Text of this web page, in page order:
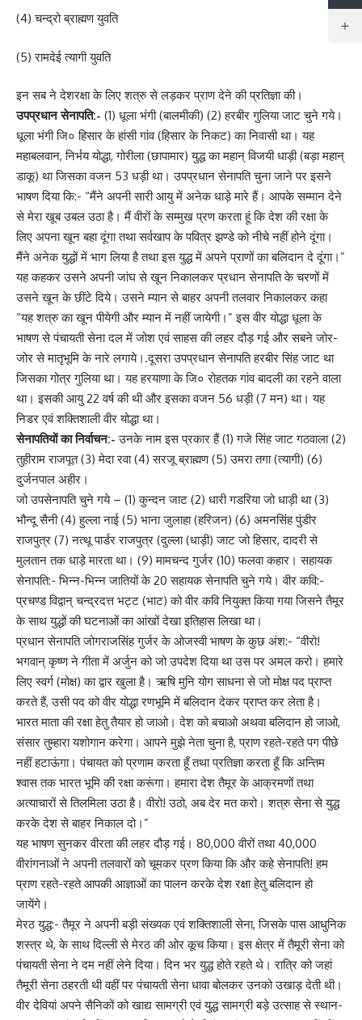
(4) चन्द्रो ब्राह्मण युवति
(5) रामदेई त्यागी युवति
इन सब ने देशरक्षा के लिए शत्रु से लड़कर प्राण देने की प्रतिज्ञा की।
उपप्रधान सेनापति:- (1) धूला भंगी (बालमीकी) (2) हरबीर गुलिया जाट चुने गये।
धूला भंगी जि० हिसार के हांसी गांव (हिसार के निकट) का निवासी था। यह
महाबलवान, निर्भय योद्धा, गोरीला (छापामार) युद्ध का महान् विजयी धाड़ी (बड़ा महान्
डाकू) था जिसका वजन 53 धड़ी था। उपप्रधान सेनापति चुना जाने पर इसने
भाषण दिया कि:- “मैंने अपनी सारी आयु में अनेक धाड़े मारे हैं। आपके सम्मान देने
से मेरा खूब उबल उठा है। मैं वीरों के सम्मुख प्रण करता हूं कि देश की रक्षा के
लिए अपना खून बहा दूंगा तथा सर्वखाप के पवित्र झण्डे को नीचे नहीं होने दूंगा।
मैंने अनेक युद्धों में भाग लिया है तथा इस युद्ध में अपने प्राणों का बलिदान दे दूंगा।”
यह कहकर उसने अपनी जांघ से खून निकालकर प्रधान सेनापति के चरणों में
उसने खून के छींटे दिये। उसने म्यान से बाहर अपनी तलवार निकालकर कहा
“यह शत्रु का खून पीयेगी और म्यान में नहीं जायेगी।” इस वीर योद्धा धूला के
भाषण से पंचायती सेना दल में जोश एवं साहस की लहर दौड़ गई और सबने जोर-
जोर से मातृभूमि के नारे लगाये।.दूसरा उपप्रधान सेनापति हरबीर सिंह जाट था
जिसका गोत्र गुलिया था। यह हरयाणा के जि० रोहतक गांव बादली का रहने वाला
था। इसकी आयु 22 वर्ष की थी और इसका वजन 56 धड़ी (7 मन) था। यह
निडर एवं शक्तिशाली वीर योद्धा था।
सेनापतियों का निर्वाचन:- उनके नाम इस प्रकार हैं (1) गजे सिंह जाट गठवाला (2)
तुहीराम राजपूत (3) मेदा रवा (4) सरजू ब्राह्मण (5) उमरा तगा (त्यागी) (6)
दुर्जनपाल अहीर।
जो उपसेनापति चुने गये – (1) कुन्दन जाट (2) धारी गडरिया जो धाड़ी था (3)
भौन्दू सैनी (4) हुल्ला नाई (5) भाना जुलाहा (हरिजन) (6) अमनसिंह पुंडीर
राजपुत्र (7) नत्थू पार्डर राजपुत्र (दुल्ला (धाड़ी) जाट जो हिसार, दादरी से
मुलतान तक धाड़े मारता था। (9) मामचन्द गुर्जर (10) फलवा कहार। सहायक
सेनापति:- भिन्न-भिन्न जातियों के 20 सहायक सेनापति चुने गये। वीर कवि:-
प्रचण्ड विद्वान् चन्द्रदत्त भट्ट (भाट) को वीर कवि नियुक्त किया गया जिसने तैमूर
के साथ युद्धों की घटनाओं का आंखों देखा इतिहास लिखा था।
प्रधान सेनापति जोगराजसिंह गुर्जर के ओजस्वी भाषण के कुछ अंश:- “वीरो!
भगवान् कृष्ण ने गीता में अर्जुन को जो उपदेश दिया था उस पर अमल करो। हमारे
लिए स्वर्ग (मोक्ष) का द्वार खुला है। ऋषि मुनि योग साधना से जो मोक्ष पद प्राप्त
करते हैं, उसी पद को वीर योद्धा रणभूमि में बलिदान देकर प्राप्त कर लेता है।
भारत माता की रक्षा हेतु तैयार हो जाओ। देश को बचाओ अथवा बलिदान हो जाओ,
संसार तुम्हारा यशोगान करेगा। आपने मुझे नेता चुना है, प्राण रहते-रहते पग पीछे
नहीं हटाऊंगा। पंचायत को प्रणाम करता हूँ तथा प्रतिज्ञा करता हूँ कि अन्तिम
श्वास तक भारत भूमि की रक्षा करूंगा। हमारा देश तैमूर के आक्रमणों तथा
अत्याचारों से तिलमिला उठा है। वीरो! उठो, अब देर मत करो। शत्रु सेना से युद्ध
करके देश से बाहर निकाल दो।”
यह भाषण सुनकर वीरता की लहर दौड़ गई। 80,000 वीरों तथा 40,000
वीरांगनाओं ने अपनी तलवारों को चूमकर प्रण किया कि और कहे सेनापति! हम
प्राण रहते-रहते आपकी आज्ञाओं का पालन करके देश रक्षा हेतु बलिदान हो
जायेंगे।
मेरठ युद्ध:- तैमूर ने अपनी बड़ी संख्यक एवं शक्तिशाली सेना, जिसके पास आधुनिक
शस्त्र थे, के साथ दिल्ली से मेरठ की ओर कूच किया। इस क्षेत्र में तैमूरी सेना को
पंचायती सेना ने दम नहीं लेने दिया। दिन भर युद्ध होते रहते थे। रात्रि को जहां
तैमूरी सेना ठहरती थी वहीं पर पंचायती सेना धावा बोलकर उनको उखाड़ देती थी।
वीर देवियां अपने सैनिकों को खाद्य सामग्री एवं युद्ध सामग्री बड़े उत्साह से स्थान-